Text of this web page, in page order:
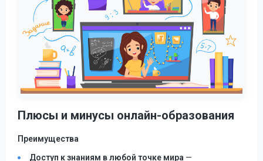
Плюсы и минусы онлайн-образования
Преимущества
Доступ к знаниям в любой точке мира —